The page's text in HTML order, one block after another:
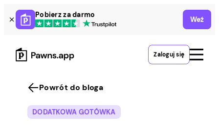
Skip
to
content
Pobierz za darmo
Weź
Zaloguj się
Powrót do bloga
DODATKOWA GOTÓWKA